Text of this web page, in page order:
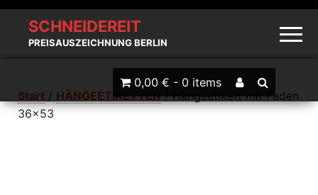
SCHNEIDEREIT
PREISAUSZEICHNUNG BERLIN
0,00 € - 0 items
Start / HÄNGEETIKETTEN/ Hängeetikett mit Faden
36×53